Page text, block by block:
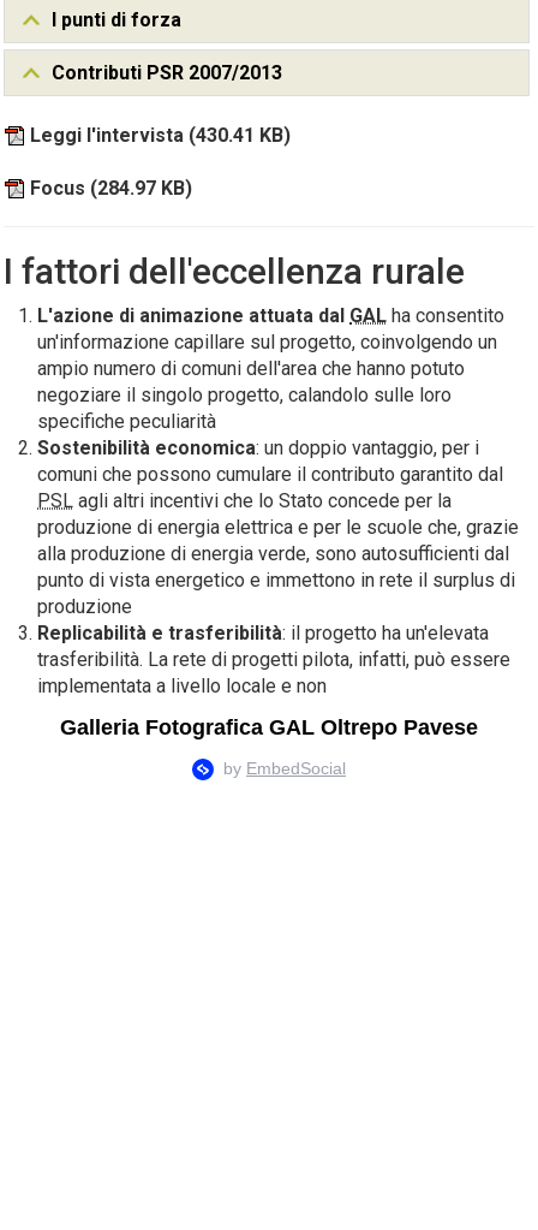
I punti di forza
Contributi PSR 2007/2013
Leggi l'intervista (430.41 KB)
Focus (284.97 KB)
I fattori dell'eccellenza rurale
L'azione di animazione attuata dal GAL ha consentito
un'informazione capillare sul progetto, coinvolgendo un
ampio numero di comuni dell'area che hanno potuto
negoziare il singolo progetto, calandolo sulle loro
specifiche peculiarità
Sostenibilità economica: un doppio vantaggio, per i
comuni che possono cumulare il contributo garantito dal
PSL agli altri incentivi che lo Stato concede per la
produzione di energia elettrica e per le scuole che, grazie
alla produzione di energia verde, sono autosufficienti dal
punto di vista energetico e immettono in rete il surplus di
produzione
Replicabilità e trasferibilità: il progetto ha un'elevata
trasferibilità. La rete di progetti pilota, infatti, può essere
implementata a livello locale e non